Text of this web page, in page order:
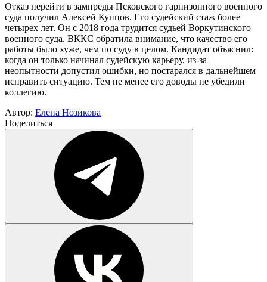
Отказ перейти в зампреды Псковского гарнизонного военного
суда получил Алексей Купцов. Его судейский стаж более
четырех лет. Он с 2018 года трудится судьей Воркутинского
военного суда. ВККС обратила внимание, что качество его
работы было хуже, чем по суду в целом. Кандидат объяснил:
когда он только начинал судейскую карьеру, из-за
неопытности допустил ошибки, но постарался в дальнейшем
исправить ситуацию. Тем не менее его доводы не убедили
коллегию.
Автор: Елена Нозикова
Поделиться